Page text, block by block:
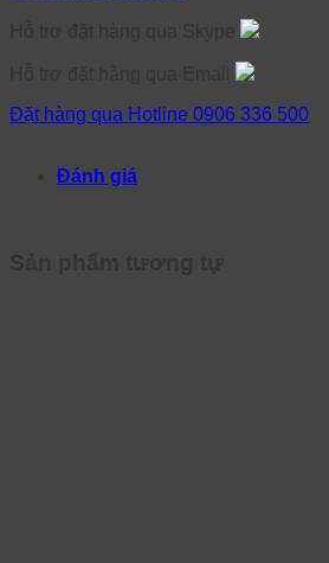
Đặt hàng qua Hotline 0906 336 500
Đánh giá